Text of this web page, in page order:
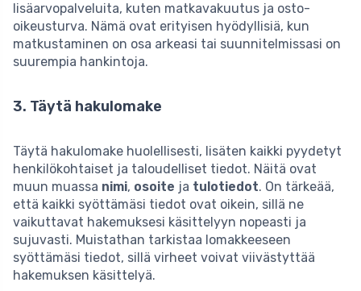
lisäarvopalveluita, kuten matkavakuutus ja osto-
oikeusturva. Nämä ovat erityisen hyödyllisiä, kun
matkustaminen on osa arkeasi tai suunnitelmissasi on
suurempia hankintoja.
3. Täytä hakulomake
Täytä hakulomake huolellisesti, lisäten kaikki pyydetyt
henkilökohtaiset ja taloudelliset tiedot. Näitä ovat
muun muassa nimi, osoite ja tulotiedot. On tärkeää,
että kaikki syöttämäsi tiedot ovat oikein, sillä ne
vaikuttavat hakemuksesi käsittelyyn nopeasti ja
sujuvasti. Muistathan tarkistaa lomakkeeseen
syöttämäsi tiedot, sillä virheet voivat viivästyttää
hakemuksen käsittelyä.